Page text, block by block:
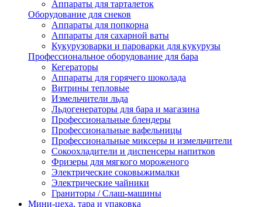
Аппараты для тарталеток
Оборудование для снеков
Аппараты для попкорна
Аппараты для сахарной ваты
Кукурузоварки и пароварки для кукурузы
Профессиональное оборудование для бара
Кегераторы
Аппараты для горячего шоколада
Витрины тепловые
Измельчители льда
Льдогенераторы для бара и магазина
Профессиональные блендеры
Профессиональные вафельницы
Профессиональные миксеры и измельчители
Сокоохладители и диспенсеры напитков
Фризеры для мягкого мороженого
Электрические соковыжималки
Электрические чайники
Граниторы / Слаш-машины
Мини-цеха, тара и упаковка